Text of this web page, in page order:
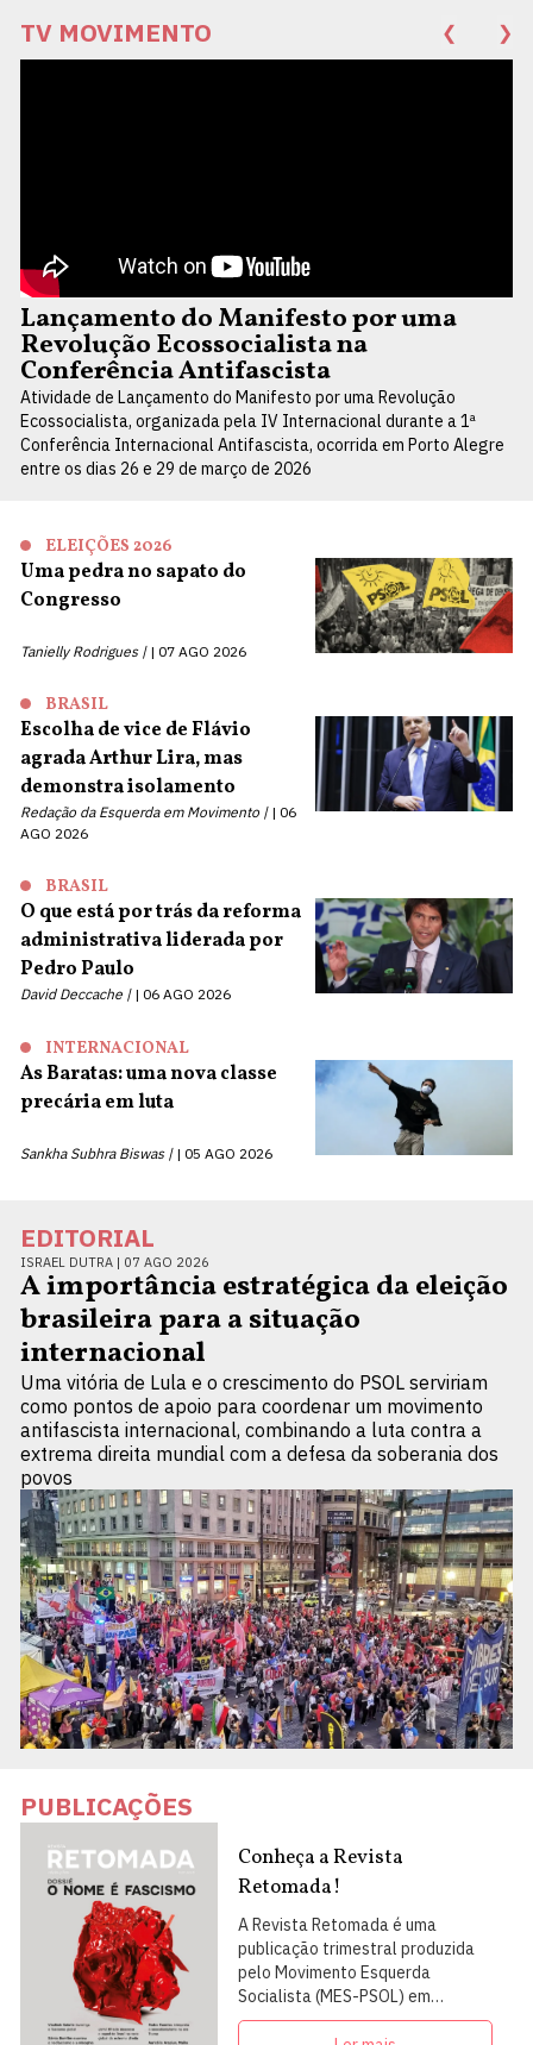
TV MOVIMENTO ❮ ❯
Lançamento do Manifesto por uma
Revolução Ecossocialista na
Conferência Antifascista
Atividade de Lançamento do Manifesto por uma Revolução
Ecossocialista, organizada pela IV Internacional durante a 1ª
Conferência Internacional Antifascista, ocorrida em Porto Alegre
entre os dias 26 e 29 de março de 2026
ELEIÇÕES 2026
Uma pedra no sapato do
Congresso
Tanielly Rodrigues | 07 AGO 2026
BRASIL
Escolha de vice de Flávio
agrada Arthur Lira, mas
demonstra isolamento
Redação da Esquerda em Movimento |
06
AGO 2026
BRASIL
O que está por trás da reforma
administrativa liderada por
Pedro Paulo
David Deccache | 06 AGO 2026
INTERNACIONAL
As Baratas: uma nova classe
precária em luta
Sankha Subhra Biswas | 05 AGO 2026
EDITORIAL
ISRAEL DUTRA | 07 AGO 2026
A importância estratégica da eleição
brasileira para a situação
internacional
Uma vitória de Lula e o crescimento do PSOL serviriam
como pontos de apoio para coordenar um movimento
antifascista internacional, combinando a luta contra a
extrema direita mundial com a defesa da soberania dos
povos
PUBLICAÇÕES
Conheça a Revista
Retomada!
A Revista Retomada é uma
publicação trimestral produzida
pelo Movimento Esquerda
Socialista (MES-PSOL) em
articulação com intelectuais,